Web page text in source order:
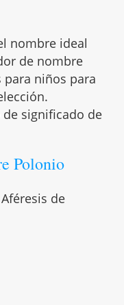
nombre ideal
de nombre
niños para
significado de
Polonio
de